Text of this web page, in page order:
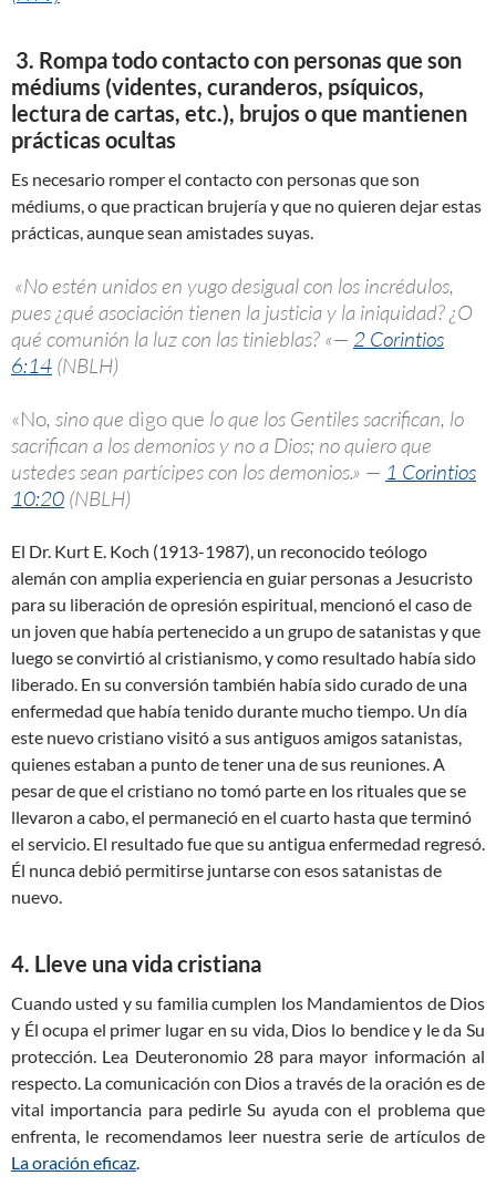
3. Rompa todo contacto con personas que son
médiums (videntes, curanderos, psíquicos,
lectura de cartas, etc.), brujos o que mantienen
prácticas ocultas
Es necesario romper el contacto con personas que son
médiums, o que practican brujería y que no quieren dejar estas
prácticas, aunque sean amistades suyas.
«No estén unidos en yugo desigual con los incrédulos,
pues ¿qué asociación tienen la justicia y la iniquidad? ¿O
qué comunión la luz con las tinieblas? «— 2 Corintios
6:14 (NBLH)
«No, sino que digo que lo que los Gentiles sacrifican, lo
sacrifican a los demonios y no a Dios; no quiero que
ustedes sean partícipes con los demonios.» — 1 Corintios
10:20 (NBLH)
El Dr. Kurt E. Koch (1913-1987), un reconocido teólogo
alemán con amplia experiencia en guiar personas a Jesucristo
para su liberación de opresión espiritual, mencionó el caso de
un joven que había pertenecido a un grupo de satanistas y que
luego se convirtió al cristianismo, y como resultado había sido
liberado. En su conversión también había sido curado de una
enfermedad que había tenido durante mucho tiempo. Un día
este nuevo cristiano visitó a sus antiguos amigos satanistas,
quienes estaban a punto de tener una de sus reuniones. A
pesar de que el cristiano no tomó parte en los rituales que se
llevaron a cabo, el permaneció en el cuarto hasta que terminó
el servicio. El resultado fue que su antigua enfermedad regresó.
Él nunca debió permitirse juntarse con esos satanistas de
nuevo.
4. Lleve una vida cristiana
Cuando usted y su familia cumplen los Mandamientos de Dios
y Él ocupa el primer lugar en su vida, Dios lo bendice y le da Su
protección. Lea Deuteronomio 28para mayor información al
respecto. La comunicación con Dios a través de la oración es de
vital importancia para pedirle Su ayuda con el problema que
enfrenta, le recomendamos leer nuestra serie de artículos de
La oración eficaz.